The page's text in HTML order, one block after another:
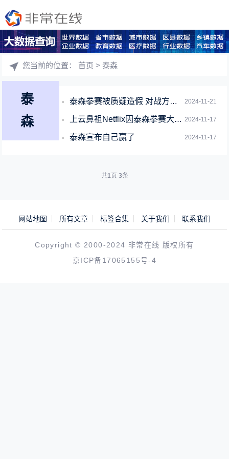
您当前的位置：首页 > 泰森
泰
森
2024-11-21
泰森拳赛被质疑造假 对战方杰克·保罗强势回应
2024-11-17
上云鼻祖Netflix因泰森拳赛大规模宕机！员工：周末不想加班修bug
2024-11-17
泰森宣布自己赢了
共1页 3条
网站地图 所有文章 标签合集 关于我们 联系我们
Copyright © 2000-2024 非常在线 版权所有
京ICP备17065155号-4